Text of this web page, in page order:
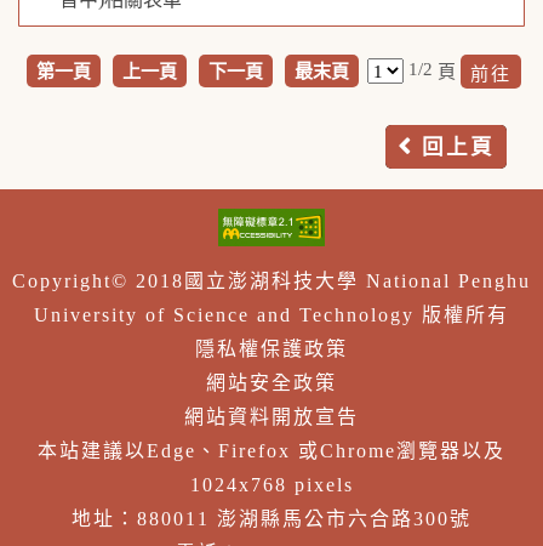
第一頁 上一頁 下一頁 最末頁 1/2 頁
回上頁
Copyright© 2018國立澎湖科技大學 National Penghu
University of Science and Technology 版權所有
隱私權保護政策
網站安全政策
網站資料開放宣告
本站建議以Edge、Firefox 或Chrome瀏覽器以及
1024x768 pixels
地址：880011 澎湖縣馬公市六合路300號